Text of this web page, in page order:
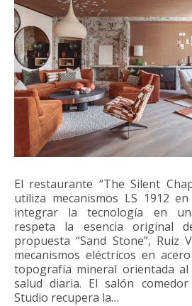
El restaurante “The Silent
utiliza mecanismos LS 1912
integrar la tecnología en
respeta la esencia original
propuesta “Sand Stone”, Ruiz
mecanismos eléctricos en
topografía mineral orientada
salud diaria. El salón
Studio recupera la…